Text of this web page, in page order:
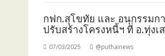
กฟก.สุโขทัย และ อนุกรรมก
ปรับสร้างโครงหนี้ฯ ที่ อ.ทุ่งเ
07/03/2025 @puthainews